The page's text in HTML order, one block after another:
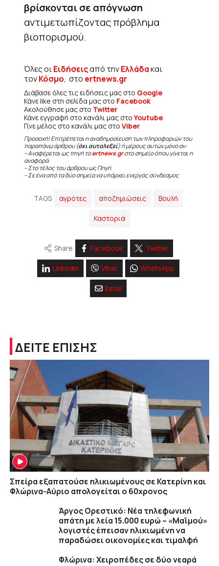
βρίσκονται σε απόγνωση
αντιμετωπίζοντας πρόβλημα
βιοπορισμού.
Όλες οιΕιδήσειςαπό τηνΕλλάδακαι
τονΚόσμο, στο ertnews.gr
Διάβασε όλες τις ειδήσεις μας στο Google
Κάνε like στη σελίδα μας στο Facebook
Ακολούθησε μας στο Twitter
Κάνε εγγραφή στο κανάλι μας στοYoutube
Γίνε μέλος στο κανάλι μας στο Viber
Προσοχή! Επιτρέπεται η αναδημοσίευση των πληροφοριών του
παραπάνω άρθρου (όχι αυτολεξεί) ή μέρους αυτών μόνο αν:
– Αναφέρεται ως πηγή τοertnews.grστο σημείο όπου γίνεται η
αναφορά.
– Στο τέλος του άρθρου ως Πηγή
– Σε ένα από τα δύο σημεία να υπάρχει ενεργός σύνδεσμος
TAGS αγρότες αποζημιώσεις Βουλή
Καστοριά
Share Facebook Twitter
Linkedin Viber WhatsApp
Email
ΔΕΙΤΕ ΕΠΙΣΗΣ
Σπείρα εξαπατούσε ηλικιωμένους σε Κατερίνη και
Φλώρινα-Αύριο απολογείται ο 60χρονος
Άργος Ορεστικό: Νέα τηλεφωνική
απάτη με λεία 15.000 ευρώ – «Μαϊμού»
λογιστές έπεισαν ηλικιωμένη να
παραδώσει οικονομίες και τιμαλφή
Φλώρινα: Χειροπέδες σε δύο νεαρά